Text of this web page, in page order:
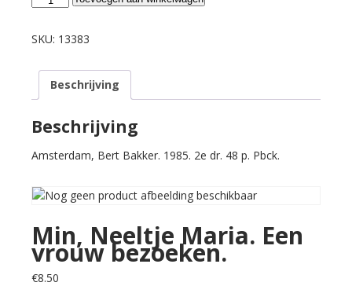
Maria.
vrouw
bezoeken.
aantal
SKU: 13383
Beschrijving
Beschrijving
Amsterdam, Bert Bakker. 1985. 2e dr. 48 p. Pbck.
Min, Neeltje Maria. Een
vrouw bezoeken.
€8.50